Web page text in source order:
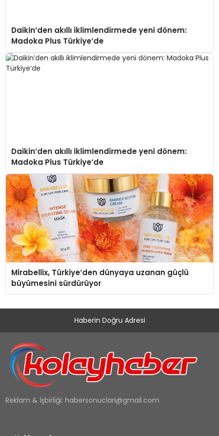
Daikin’den akıllı iklimlendirmede yeni dönem:
Madoka Plus Türkiye’de
Daikin’den akıllı iklimlendirmede yeni dönem:
Madoka Plus Türkiye’de
Mirabellix, Türkiye’den dünyaya uzanan güçlü
büyümesini sürdürüyor
Haberin Doğru Adresi
Reklam & İşbirliği: habersonuclari@gmail.com